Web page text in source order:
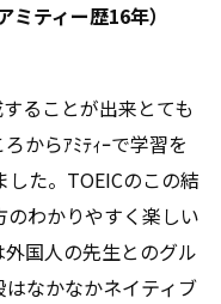
ティー歴16年）
ることが出来とても
からｱﾐﾃｨｰで学習を
た。TOEICのこの結
わかりやすく楽しい
国人の先生とのグル
なかなかネイティブ